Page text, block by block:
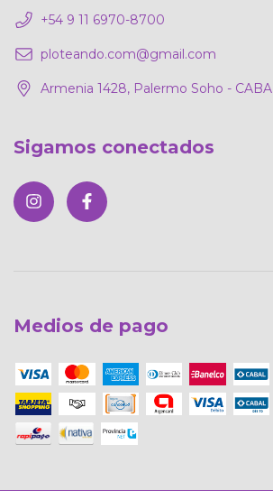
+54 9 11 6970-8700
ploteando.com@gmail.com
Armenia 1428, Palermo Soho - CABA
Sigamos conectados
Medios de pago